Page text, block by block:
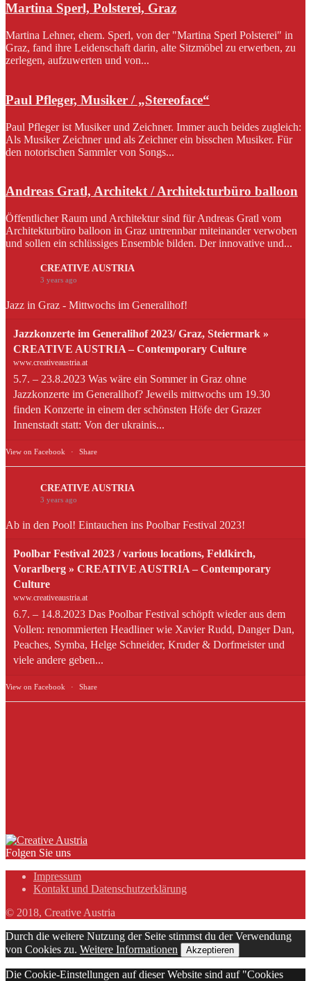
Martina Sperl, Polsterei, Graz
Martina Lehner, ehem. Sperl, von der "Martina Sperl Polsterei" in
Graz, fand ihre Leidenschaft darin, alte Sitzmöbel zu erwerben, zu
zerlegen, aufzuwerten und von...
Paul Pfleger, Musiker / „Stereoface“
Paul Pfleger ist Musiker und Zeichner. Immer auch beides zugleich:
Als Musiker Zeichner und als Zeichner ein bisschen Musiker. Für
den notorischen Sammler von Songs...
Andreas Gratl, Architekt / Architekturbüro balloon
Öffentlicher Raum und Architektur sind für Andreas Gratl vom
Architekturbüro balloon in Graz untrennbar miteinander verwoben
und sollen ein schlüssiges Ensemble bilden. Der innovative und...
CREATIVE AUSTRIA
3 years ago
Jazz in Graz - Mittwochs im Generalihof!
Jazzkonzerte im Generalihof 2023/ Graz, Steiermark »
CREATIVE AUSTRIA – Contemporary Culture
www.creativeaustria.at
5.7. – 23.8.2023 Was wäre ein Sommer in Graz ohne
Jazzkonzerte im Generalihof? Jeweils mittwochs um 19.30
finden Konzerte in einem der schönsten Höfe der Grazer
Innenstadt statt: Von der ukrainis...
View on Facebook · Share
CREATIVE AUSTRIA
3 years ago
Ab in den Pool! Eintauchen ins Poolbar Festival 2023!
Poolbar Festival 2023 / various locations, Feldkirch,
Vorarlberg » CREATIVE AUSTRIA – Contemporary
Culture
www.creativeaustria.at
6.7. – 14.8.2023 Das Poolbar Festival schöpft wieder aus dem
Vollen: renommierten Headliner wie Xavier Rudd, Danger Dan,
Peaches, Symba, Helge Schneider, Kruder & Dorfmeister und
viele andere geben...
View on Facebook · Share
Folgen Sie uns
Impressum
Kontakt und Datenschutzerklärung
© 2018, Creative Austria
Durch die weitere Nutzung der Seite stimmst du der Verwendung
von Cookies zu. Weitere Informationen Akzeptieren
Die Cookie-Einstellungen auf dieser Website sind auf "Cookies